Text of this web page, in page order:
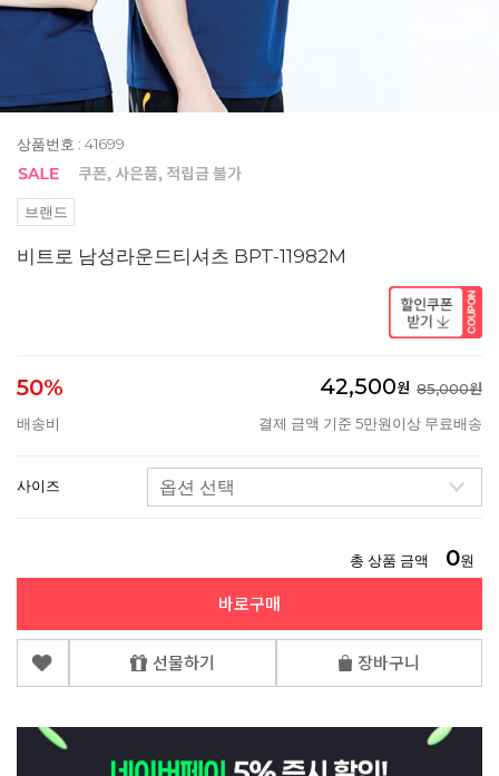
상품번호 : 41699
브랜드
비트로 남성라운드티셔츠 BPT-11982M
50% 42,500원 85,000원
배송비
결제 금액 기준 5만원이상 무료배송
사이즈
총 상품 금액 0원
바로구매
선물하기 장바구니